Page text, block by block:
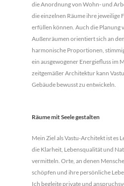
die Anordnung von Wohn- und
die einzelnen Räume ihre jeweilige
erfüllen können. Auch die Planung
Außenräumen orientiert sich an
harmonische Proportionen,
ein ausgewogener Energiefluss im
zeitgemäßer Architektur kann
Gebäude bewusst zu entwickeln.
Räume mit Seele gestalten
Mein Ziel als Vastu-Architekt ist es
die Klarheit, Lebensqualität und
vermitteln. Orte, an denen
schöpfen und ihre persönliche
Ich begleite private und